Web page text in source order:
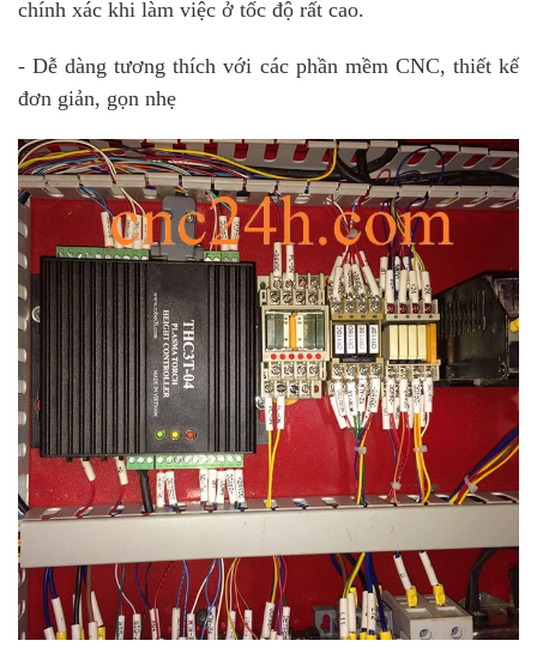
chính xác khi làm việc ở tốc độ rất cao.
- Dễ dàng tương thích với các phần mềm CNC, thiết kế
đơn giản, gọn nhẹ